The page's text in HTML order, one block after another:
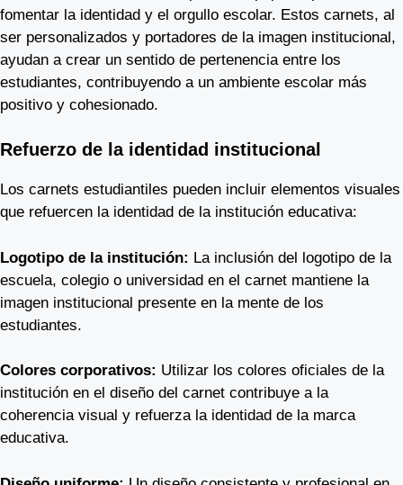
fomentar la identidad y el orgullo escolar. Estos carnets, al
ser personalizados y portadores de la imagen institucional,
ayudan a crear un sentido de pertenencia entre los
estudiantes, contribuyendo a un ambiente escolar más
positivo y cohesionado.
Refuerzo de la identidad institucional
Los carnets estudiantiles pueden incluir elementos visuales
que refuercen la identidad de la institución educativa:
Logotipo de la institución: La inclusión del logotipo de la
escuela, colegio o universidad en el carnet mantiene la
imagen institucional presente en la mente de los
estudiantes.
Colores corporativos: Utilizar los colores oficiales de la
institución en el diseño del carnet contribuye a la
coherencia visual y refuerza la identidad de la marca
educativa.